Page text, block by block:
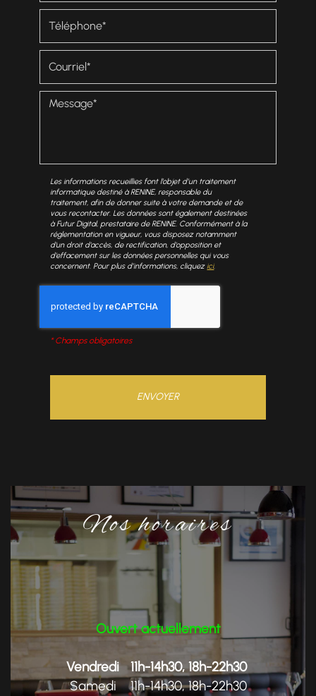
Les informations recueillies font l’objet d’un traitement
informatique destiné àRENINE, responsable du
traitement, afin de donner suite à votre demande et de
vous recontacter. Les données sont également destinées
à Futur Digital, prestataire de RENINE. Conformément à la
réglementation en vigueur, vous disposez notamment
d'un droit d'accès, de rectification, d'opposition et
d'effacement sur les données personnelles qui vous
concernent. Pour plus d’informations, cliquez ici.
*Champs obligatoires
Nos horaires
Ouvert actuellement
Vendredi
11h-14h30, 18h-22h30
Samedi
11h-14h30, 18h-22h30